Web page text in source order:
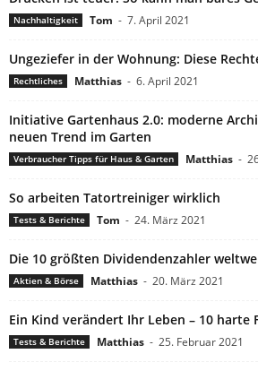
Nachhaltigkeit Tom - 7. April 2021
Ungeziefer in der Wohnung: Diese
Rechtliches Matthias - 6. April 2021
Initiative Gartenhaus 2.0: moderne
neuen Trend im Garten
Verbraucher Tipps für Haus & Garten Matthias -
So arbeiten Tatortreiniger wirklich
Tests & Berichte Tom - 24. März 2021
Die 10 größten Dividendenzahler
Aktien & Börse Matthias - 20. März 2021
Ein Kind verändert Ihr Leben – 10 harte
Tests & Berichte Matthias - 25. Februar 2021